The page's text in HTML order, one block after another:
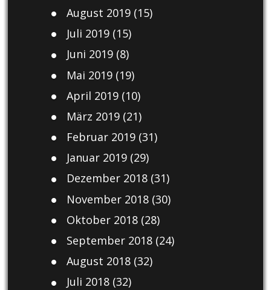
August 2019(15)
Juli 2019(15)
Juni 2019(8)
Mai 2019(19)
April 2019(10)
März 2019(21)
Februar 2019(31)
Januar 2019(29)
Dezember 2018(31)
November 2018(30)
Oktober 2018(28)
September 2018(24)
August 2018(32)
Juli 2018(32)